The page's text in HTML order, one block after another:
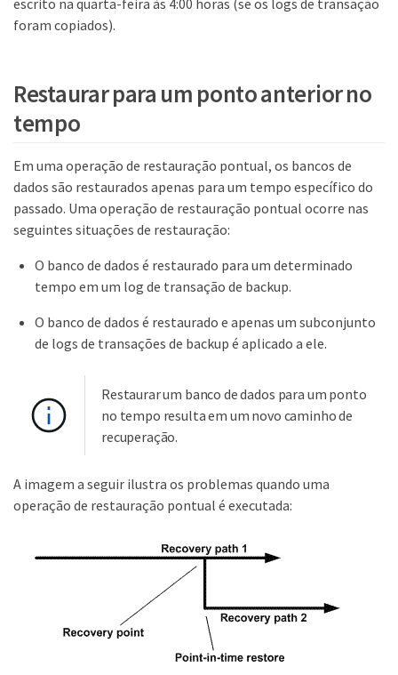
foram copiados).
Restaurar para um ponto anterior no
tempo
Em uma operação de restauração pontual, os bancos de
dados são restaurados apenas para um tempo específico do
passado. Uma operação de restauração pontual ocorre nas
seguintes situações de restauração:
O banco de dados é restaurado para um determinado
tempo em um log de transação de backup.
O banco de dados é restaurado e apenas um subconjunto
de logs de transações de backup é aplicado a ele.
Restaurar um banco de dados para um ponto
no tempo resulta em um novo caminho de
recuperação.
A imagem a seguir ilustra os problemas quando uma
operação de restauração pontual é executada: